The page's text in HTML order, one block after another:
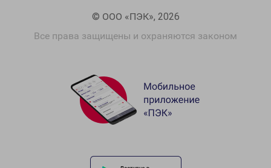
© ООО «ПЭК», 2026
Все права защищены и охраняются законом